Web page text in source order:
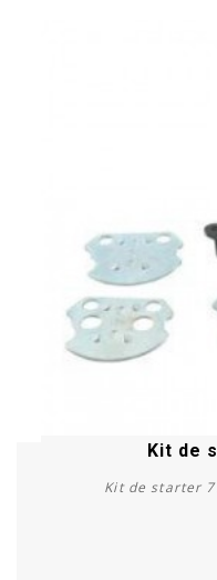
Kit de
Kit de starter